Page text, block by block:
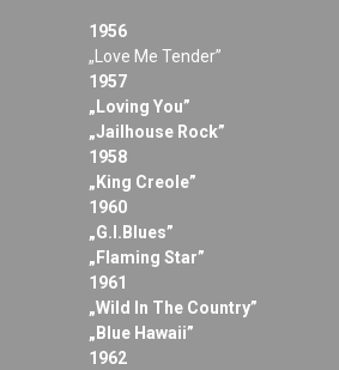
1956
„Love Me Tender”
1957
„Loving You”
„Jailhouse Rock”
1958
„King Creole”
1960
„G.I.Blues”
„Flaming Star”
1961
„Wild In The Country”
„Blue Hawaii”
1962